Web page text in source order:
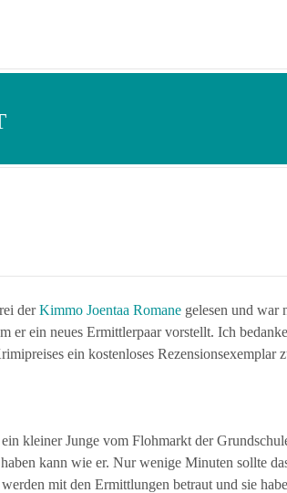
derKimmo Joentaa Romane gelesen und war
er ein neues Ermittlerpaar vorstellt. Ich
ein kostenloses Rezensionsexemplar
kleiner Junge vom Flohmarkt der
kann wie er. Nur wenige Minuten sollte
mit den Ermittlungen betraut und sie